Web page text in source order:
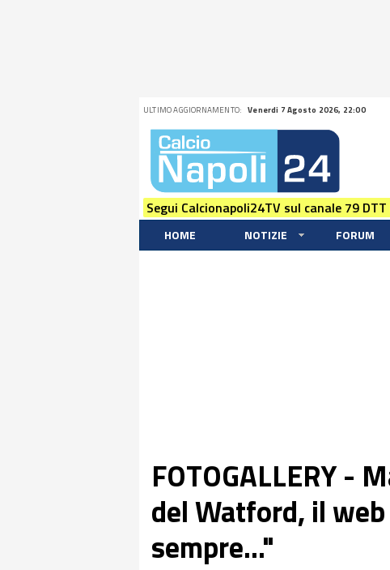
ULTIMO AGGIORNAMENTO: Venerdi 7 Agosto 2026, 22:00
Segui Calcionapoli24TV sul canale 79
HOME NOTIZIE FORUM
FOTOGALLERY -
del Watford, il
sempre..."